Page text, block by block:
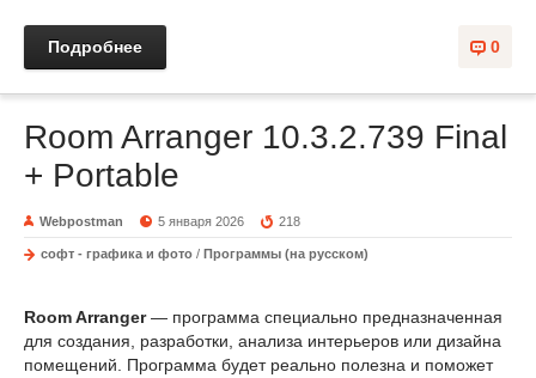
0
Подробнее
Room Arranger 10.3.2.739 Final
+ Portable
Webpostman 5 января 2026 218
софт - графика и фото / Программы (на русском)
Room Arranger— программа специально предназначенная
для создания, разработки, анализа интерьеров или дизайна
помещений. Программа будет реально полезна и поможет